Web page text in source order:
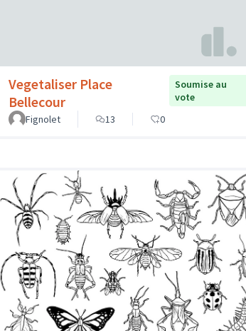
Vegetaliser Place
Bellecour
Soumise au
vote
Fignolet
13 0